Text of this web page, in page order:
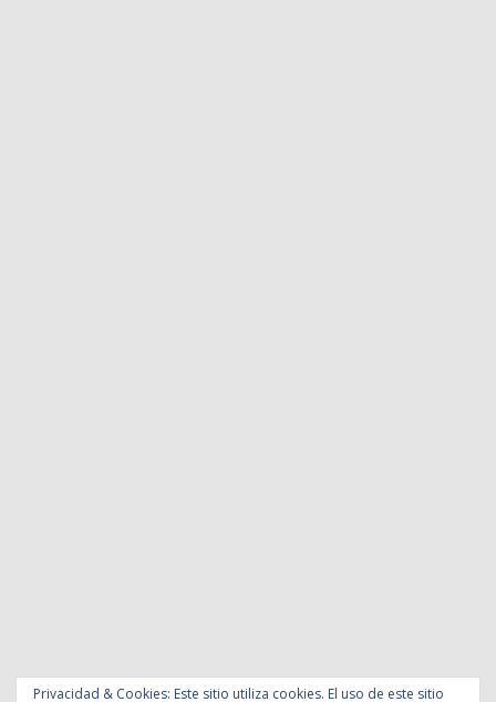
Privacidad & Cookies: Este sitio utiliza cookies. El uso de este sitio